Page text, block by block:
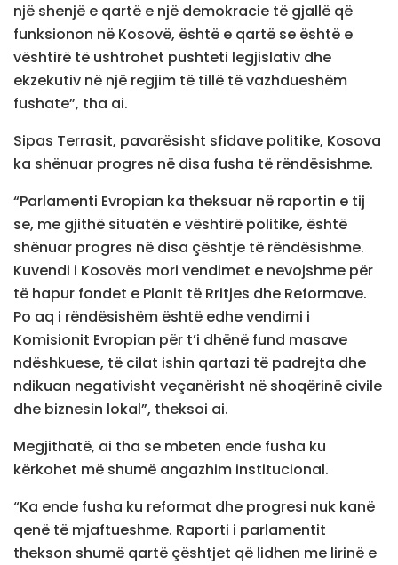
një shenjë e qartë e një demokracie të gjallë që
funksionon në Kosovë, është e qartë se është e
vështirë të ushtrohet pushteti legjislativ dhe
ekzekutiv në një regjim të tillë të vazhdueshëm
fushate”, tha ai.
Sipas Terrasit, pavarësisht sfidave politike, Kosova
ka shënuar progres në disa fusha të rëndësishme.
“Parlamenti Evropian ka theksuar në raportin e tij
se, me gjithë situatën e vështirë politike, është
shënuar progres në disa çështje të rëndësishme.
Kuvendi i Kosovës mori vendimet e nevojshme për
të hapur fondet e Planit të Rritjes dhe Reformave.
Po aq i rëndësishëm është edhe vendimi i
Komisionit Evropian për t’i dhënë fund masave
ndëshkuese, të cilat ishin qartazi të padrejta dhe
ndikuan negativisht veçanërisht në shoqërinë civile
dhe biznesin lokal”, theksoi ai.
Megjithatë, ai tha se mbeten ende fusha ku
kërkohet më shumë angazhim institucional.
“Ka ende fusha ku reformat dhe progresi nuk kanë
qenë të mjaftueshme. Raporti i parlamentit
thekson shumë qartë çështjet që lidhen me lirinë e